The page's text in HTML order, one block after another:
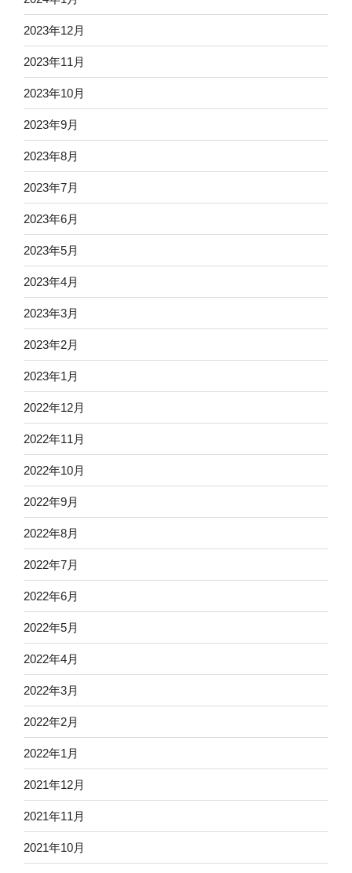
2023年12月
2023年11月
2023年10月
2023年9月
2023年8月
2023年7月
2023年6月
2023年5月
2023年4月
2023年3月
2023年2月
2023年1月
2022年12月
2022年11月
2022年10月
2022年9月
2022年8月
2022年7月
2022年6月
2022年5月
2022年4月
2022年3月
2022年2月
2022年1月
2021年12月
2021年11月
2021年10月